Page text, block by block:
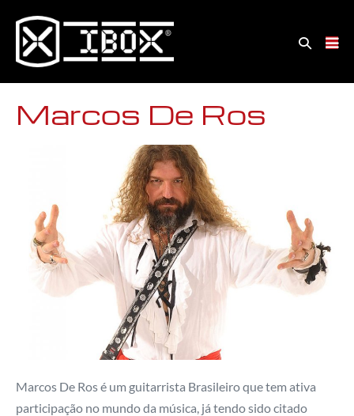
Marcos De Ros
Marcos De Ros é um guitarrista Brasileiro que tem ativa
participação no mundo da música, já tendo sido citado